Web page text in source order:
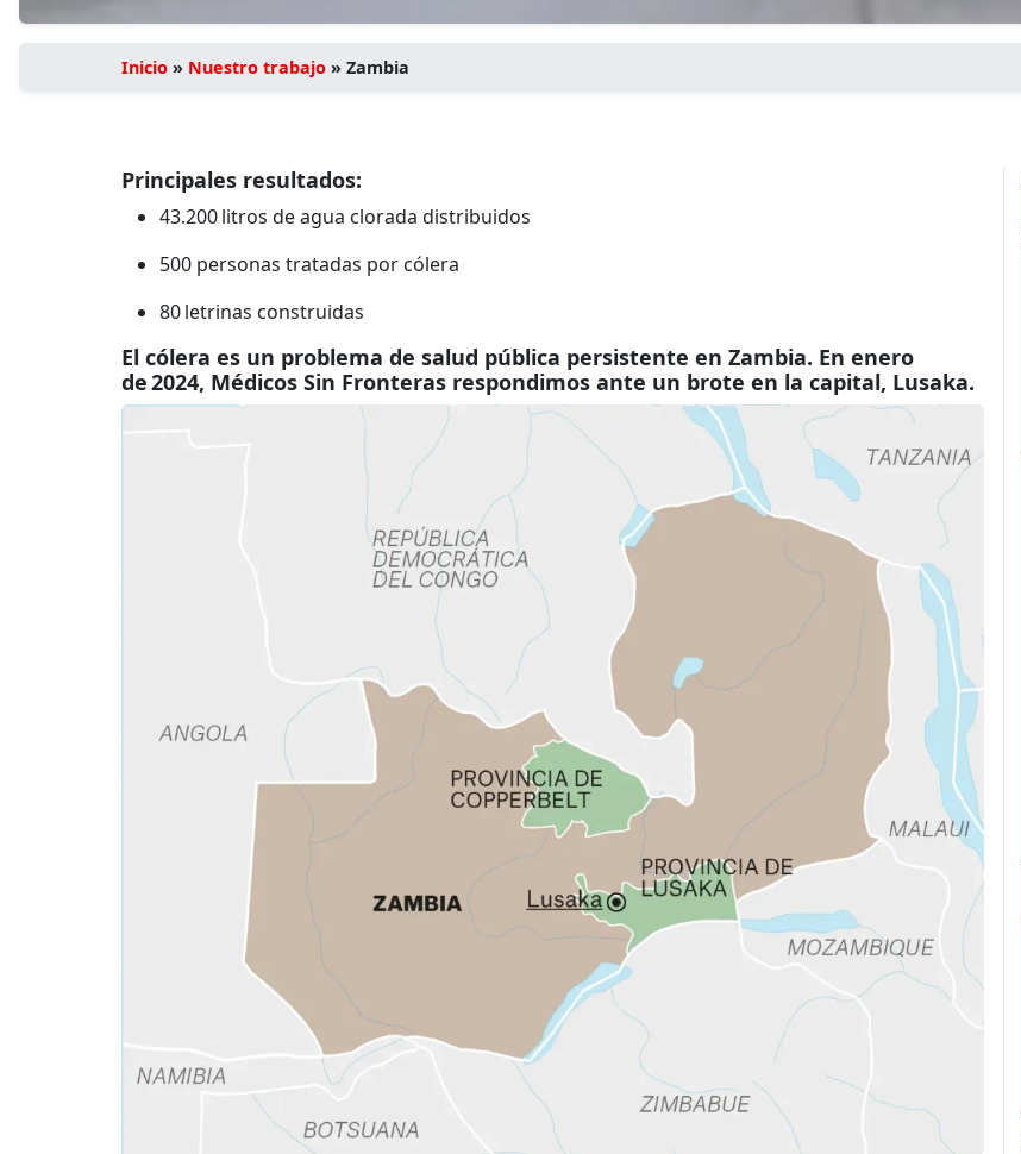
Inicio » Nuestro trabajo » Zambia
Principales resultados:
43.200 litros de agua clorada distribuidos
500 personas tratadas por cólera
80 letrinas construidas
El cólera es un problema de salud pública persistente en Zambia. En enero
de 2024, Médicos Sin Fronteras respondimos ante un brote en la capital, Lusaka.